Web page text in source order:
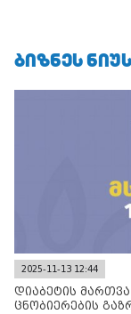
ᲑᲘᲖᲜᲔᲡ
2025-11-13 12:44
დიაბეტის
ცნობიერების